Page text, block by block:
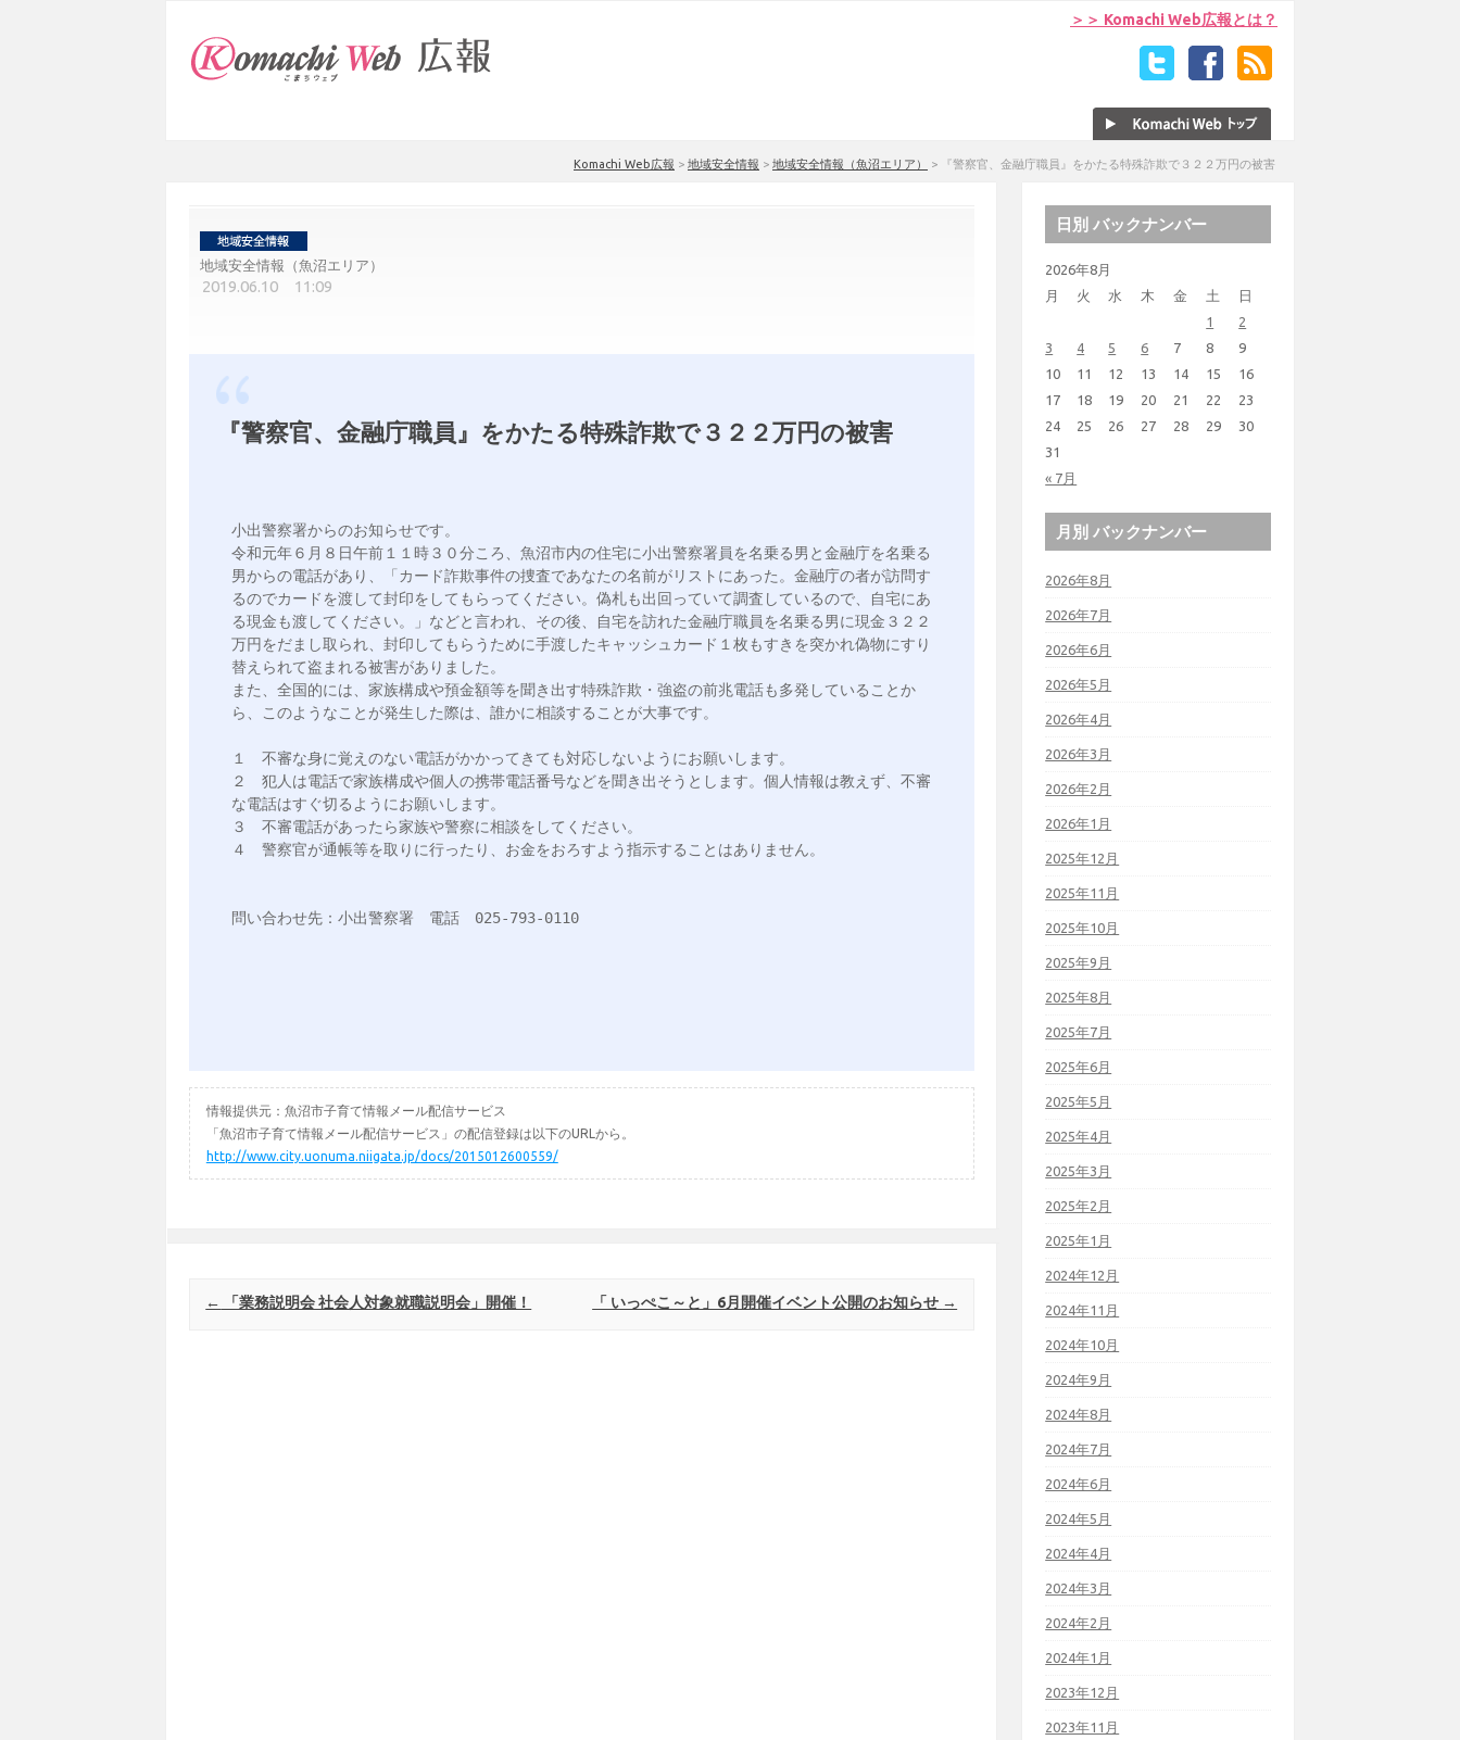
＞＞ Komachi Web広報とは？
Komachi Web広報 > 地域安全情報 > 地域安全情報（魚沼エリア） > 『警察官、金融庁職員』をかたる特殊詐欺で３２２万円の被害
地域安全情報（魚沼エリア）
2019.06.10 11:09
『警察官、金融庁職員』をかたる特殊詐欺で３２２万円の被害
小出警察署からのお知らせです。
令和元年６月８日午前１１時３０分ころ、魚沼市内の住宅に小出警察署員を名乗る男と金融庁を名乗る
男からの電話があり、「カード詐欺事件の捜査であなたの名前がリストにあった。金融庁の者が訪問す
るのでカードを渡して封印をしてもらってください。偽札も出回っていて調査しているので、自宅にあ
る現金も渡してください。」などと言われ、その後、自宅を訪れた金融庁職員を名乗る男に現金３２２
万円をだまし取られ、封印してもらうために手渡したキャッシュカード１枚もすきを突かれ偽物にすり
替えられて盗まれる被害がありました。
また、全国的には、家族構成や預金額等を聞き出す特殊詐欺・強盗の前兆電話も多発していることか
ら、このようなことが発生した際は、誰かに相談することが大事です。
１　不審な身に覚えのない電話がかかってきても対応しないようにお願いします。
２　犯人は電話で家族構成や個人の携帯電話番号などを聞き出そうとします。個人情報は教えず、不審
な電話はすぐ切るようにお願いします。
３　不審電話があったら家族や警察に相談をしてください。
４　警察官が通帳等を取りに行ったり、お金をおろすよう指示することはありません。
問い合わせ先：小出警察署　電話　025-793-0110
情報提供元：魚沼市子育て情報メール配信サービス
「魚沼市子育て情報メール配信サービス」の配信登録は以下のURLから。
http://www.city.uonuma.niigata.jp/docs/2015012600559/
Post navigation
← 「業務説明会 社会人対象就職説明会」開催！ 「 いっぺこ～と」6月開催イベント公開のお知らせ →
日別 バックナンバー
2026年8月
月
火 水 木 金 土 日
« 7月
1
2
3
4 5 6 7 8
9
10
11 12 13 14 15
16
17
18 19 20 21 22
23
24
25 26 27 28 29
30
31
月別 バックナンバー
2026年8月
2026年7月
2026年6月
2026年5月
2026年4月
2026年3月
2026年2月
2026年1月
2025年12月
2025年11月
2025年10月
2025年9月
2025年8月
2025年7月
2025年6月
2025年5月
2025年4月
2025年3月
2025年2月
2025年1月
2024年12月
2024年11月
2024年10月
2024年9月
2024年8月
2024年7月
2024年6月
2024年5月
2024年4月
2024年3月
2024年2月
2024年1月
2023年12月
2023年11月